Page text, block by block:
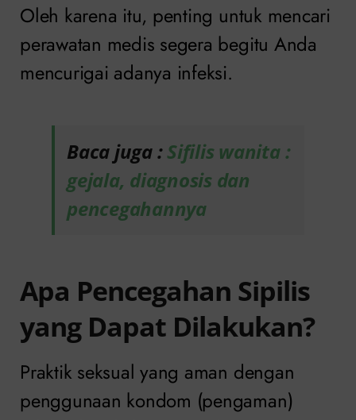
Oleh karena itu, penting untuk mencari
perawatan medis segera begitu Anda
mencurigai adanya infeksi.
Baca juga :Sifilis wanita :
gejala, diagnosis dan
pencegahannya
Apa Pencegahan Sipilis
yang Dapat Dilakukan?
Praktik seksual yang aman dengan
penggunaan kondom (pengaman)